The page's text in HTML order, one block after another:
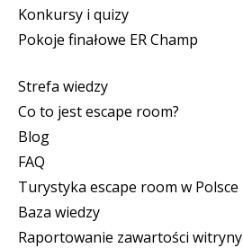
Konkursy i quizy
Pokoje finałowe ER Champ
Strefa wiedzy
Co to jest escape room?
Blog
FAQ
Turystyka escape room w Polsce
Baza wiedzy
Raportowanie zawartości witryny